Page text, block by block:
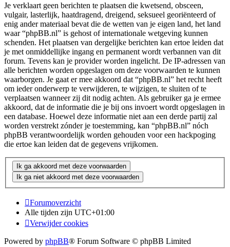
Je verklaart geen berichten te plaatsen die kwetsend, obsceen,
vulgair, lasterlijk, haatdragend, dreigend, seksueel georiënteerd of
enig ander materiaal bevat die de wetten van je eigen land, het land
waar “phpBB.nl” is gehost of internationale wetgeving kunnen
schenden. Het plaatsen van dergelijke berichten kan ertoe leiden dat
je met onmiddellijke ingang en permanent wordt verbannen van dit
forum. Tevens kan je provider worden ingelicht. De IP-adressen van
alle berichten worden opgeslagen om deze voorwaarden te kunnen
waarborgen. Je gaat er mee akkoord dat “phpBB.nl” het recht heeft
om ieder onderwerp te verwijderen, te wijzigen, te sluiten of te
verplaatsen wanneer zij dit nodig achten. Als gebruiker ga je ermee
akkoord, dat de informatie die je bij ons invoert wordt opgeslagen in
een database. Hoewel deze informatie niet aan een derde partij zal
worden verstrekt zónder je toestemming, kan “phpBB.nl” nóch
phpBB verantwoordelijk worden gehouden voor een hackpoging
die ertoe kan leiden dat de gegevens vrijkomen.
Forumoverzicht
Alle tijden zijn UTC+01:00
Verwijder cookies
Powered by phpBB® Forum Software © phpBB Limited